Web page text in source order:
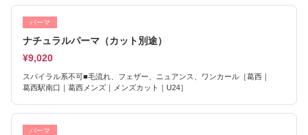
パーマ
ナチュラルパーマ（カット別途）
¥9,020
スパイラル系不可■毛流れ、フェザー、ニュアンス、ワンカール［葛西｜
葛西駅南口｜葛西メンズ｜メンズカット｜U24］
パーマ